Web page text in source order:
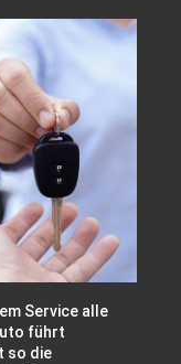
Service alle
führt
so die